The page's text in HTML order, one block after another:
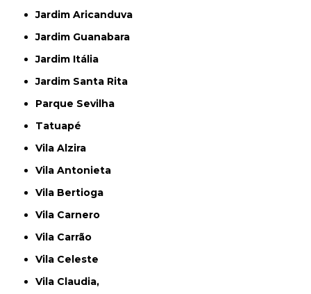
Jardim Aricanduva
Jardim Guanabara
Jardim Itália
Jardim Santa Rita
Parque Sevilha
Tatuapé
Vila Alzira
Vila Antonieta
Vila Bertioga
Vila Carnero
Vila Carrão
Vila Celeste
Vila Claudia,